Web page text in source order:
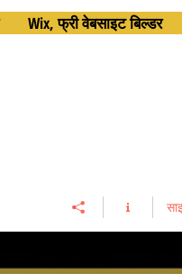
Wix, फ्री वेबसाइट बिल्डर